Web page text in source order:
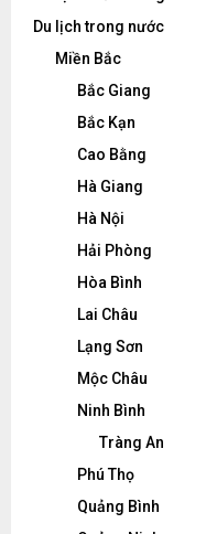
Du lịch trong nước
Miền Bắc
Bắc Giang
Bắc Kạn
Cao Bằng
Hà Giang
Hà Nội
Hải Phòng
Hòa Bình
Lai Châu
Lạng Sơn
Mộc Châu
Ninh Bình
Tràng An
Phú Thọ
Quảng Bình